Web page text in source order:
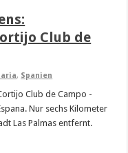
Club de
, Spanien
Club de Campo -
Nur sechs Kilometer
Las Palmas entfernt.